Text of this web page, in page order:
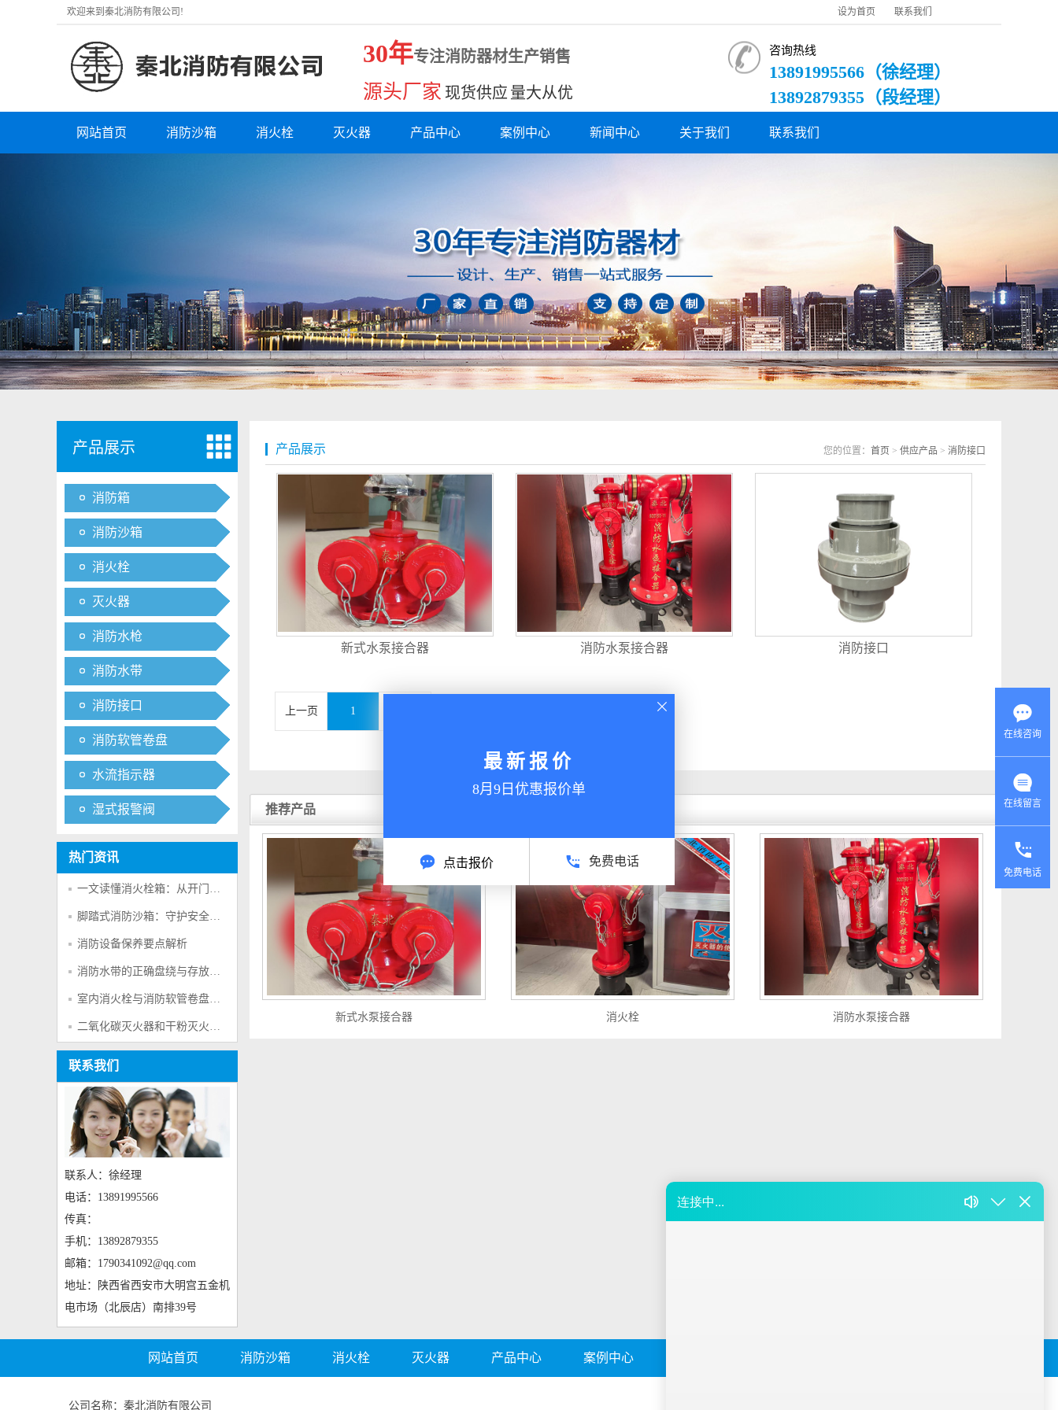
欢迎来到秦北消防有限公司! 设为首页 联系我们
30年专注消防器材生产销售
源头厂家 现货供应 量大从优
咨询热线
13891995566（徐经理）
13892879355（段经理）
网站首页 消防沙箱 消火栓 灭火器 产品中心 案例中心 新闻中心 关于我们 联系我们
产品展示
消防箱
消防沙箱
消火栓
灭火器
消防水枪
消防水带
消防接口
消防软管卷盘
水流指示器
湿式报警阀
热门资讯
一文读懂消火栓箱：从开门方向到安全使用
脚踏式消防沙箱：守护安全的“无声卫士”
消防设备保养要点解析
消防水带的正确盘绕与存放方法
室内消火栓与消防软管卷盘知识解析
二氧化碳灭火器和干粉灭火器的区别？一文读懂对比分析
联系我们
联系人：徐经理
电话：13891995566
传真：
手机：13892879355
邮箱：1790341092@qq.com
地址：陕西省西安市大明宫五金机
电市场（北辰店）南排39号
产品展示 您的位置： 首页 > 供应产品 > 消防接口
新式水泵接合器 消防水泵接合器 消防接口
上一页 1
推荐产品
新式水泵接合器 消火栓 消防水泵接合器
网站首页 消防沙箱 消火栓 灭火器 产品中心 案例中心
公司名称：秦北消防有限公司
在线咨询
在线留言
免费电话
最新报价
8月9日优惠报价单
点击报价 免费电话